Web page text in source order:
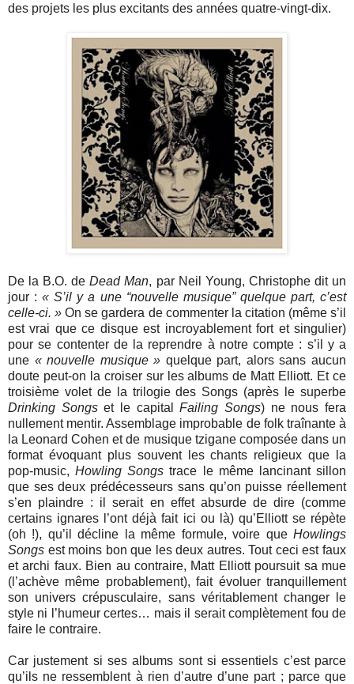
des projets les plus excitants des années quatre-vingt-dix.
De la B.O. deDead Man, par Neil Young, Christophe dit un
jour :« S’il y a une “nouvelle musique” quelque part, c’est
celle-ci. » On se gardera de commenter la citation (même s’il
est vrai que ce disque est incroyablement fort et singulier)
pour se contenter de la reprendre à notre compte : s’il y a
une « nouvelle musique » quelque part, alors sans aucun
doute peut-on la croiser sur les albums de Matt Elliott. Et ce
troisième volet de la trilogie des Songs (après le superbe
Drinking Songset le capitalFailing Songs) ne nous fera
nullement mentir. Assemblage improbable de folk traînante à
la Leonard Cohen et de musique tzigane composée dans un
format évoquant plus souvent les chants religieux que la
pop-music,Howling Songstrace le même lancinant sillon
que ses deux prédécesseurs sans qu’on puisse réellement
s’en plaindre : il serait en effet absurde de dire (comme
certains ignares l’ont déjà fait ici ou là) qu’Elliott se répète
(oh !), qu’il décline la même formule, voire que Howlings
Songs est moins bon que les deux autres. Tout ceci est faux
et archi faux. Bien au contraire, Matt Elliott poursuit sa mue
(l’achève même probablement), fait évoluer tranquillement
son univers crépusculaire, sans véritablement changer le
style ni l’humeur certes… mais il serait complètement fou de
faire le contraire.
Car justement si ses albums sont si essentiels c’est parce
qu’ils ne ressemblent à rien d’autre d’une part ; parce que